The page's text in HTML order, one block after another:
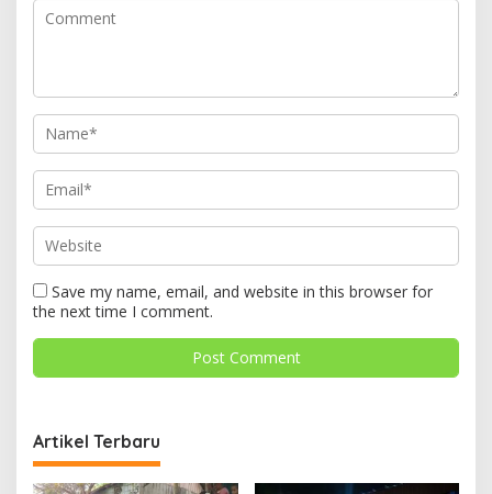
Save my name, email, and website in this browser for
the next time I comment.
Artikel Terbaru